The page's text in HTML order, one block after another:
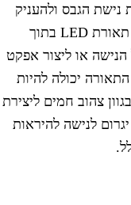
הגבס ולהעניק
לה מראה מודרני ואלגנטי. ניתן לשלב פסי תאורת LED בתוך
או ליצור אפקט
יכולה להיות
צהוב חמים ליצירת
לנישה להיראות